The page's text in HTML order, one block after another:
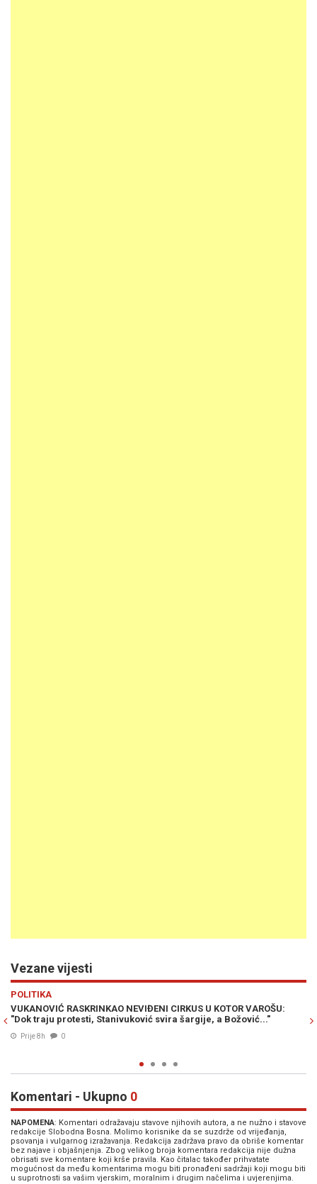
Vezane vijesti
MINI MARKET
"ISKONSKI GA MRZI, ALI MU SE DODVORAVA": Vukanović
pozadinu odnosa Dodika i Vučića
02. Avg. 2026
Komentari - Ukupno 0
NAPOMENA: Komentari odražavaju stavove njihovih autora, a ne nužno i stavove
redakcije Slobodna Bosna. Molimo korisnike da se suzdrže od vrijeđanja,
psovanja i vulgarnog izražavanja. Redakcija zadržava pravo da obriše komentar
bez najave i objašnjenja. Zbog velikog broja komentara redakcija nije dužna
obrisati sve komentare koji krše pravila. Kao čitalac također prihvatate
mogućnost da među komentarima mogu biti pronađeni sadržaji koji mogu biti
u suprotnosti sa vašim vjerskim, moralnim i drugim načelima i uvjerenjima.